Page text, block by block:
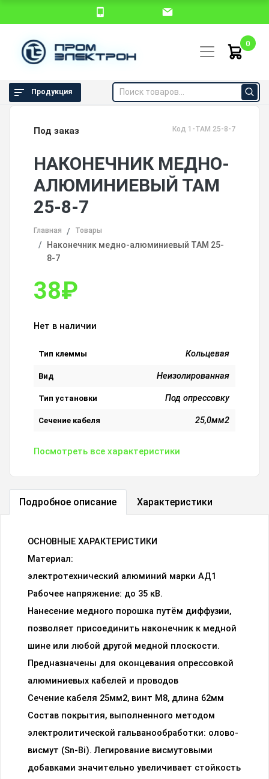
0
Продукция
Под заказ Код 1-ТАМ 25-8-7
НАКОНЕЧНИК МЕДНО-
АЛЮМИНИЕВЫЙ ТАМ
25-8-7
Главная Товары
Наконечник медно-алюминиевый ТАМ 25-
8-7
38₽
Нет в наличии
Тип клеммы Кольцевая
Вид Неизолированная
Тип установки Под опрессовку
Сечение кабеля 25,0мм2
Посмотреть все характеристики
Подробное описание Характеристики
ОСНОВНЫЕ ХАРАКТЕРИСТИКИ
Материал:
электротехнический алюминий марки АД1
Рабочее напряжение: до 35 кВ.
Нанесение медного порошка путём диффузии,
позволяет присоединить наконечник к медной
шине или любой другой медной плоскости.
Предназначены для оконцевания опрессовкой
алюминиевых кабелей и проводов
Сечение кабеля 25мм2, винт М8, длина 62мм
Состав покрытия, выполненного методом
электролитической гальванообработки: олово-
висмут (Sn-Bi). Легирование висмутовыми
добавками значительно увеличивает стойкость